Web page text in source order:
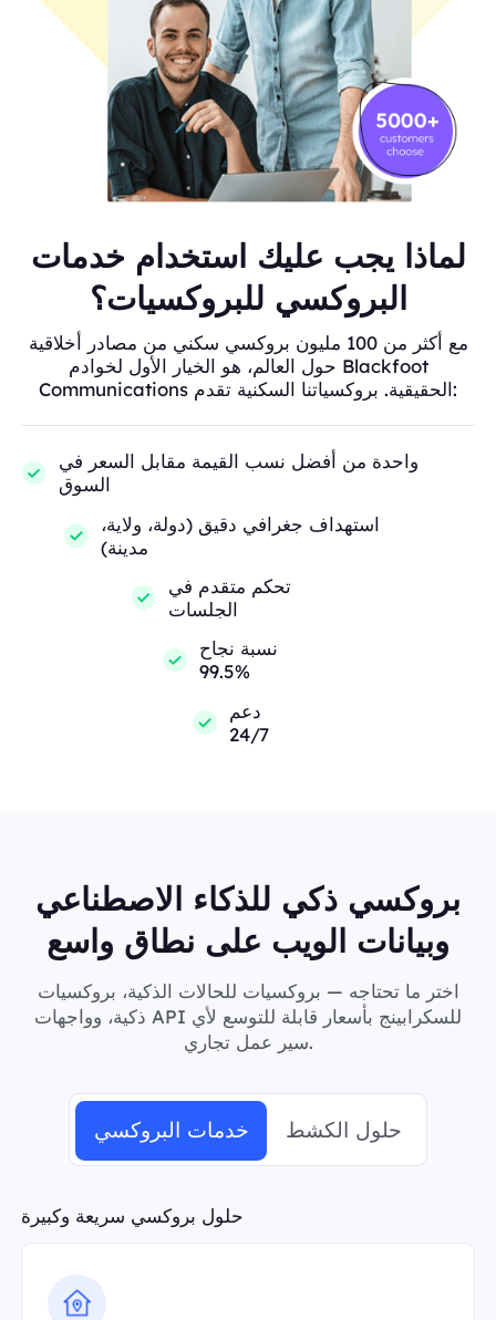
لماذا يجب عليك استخدام خدمات
البروكسي للبروكسيات؟
مع أكثر من 100 مليون بروكسي سكني من مصادر أخلاقية
حول العالم، هو الخيار الأول لخوادم Blackfoot
Communications الحقيقية. بروكسياتنا السكنية تقدم:
واحدة من أفضل نسب القيمة مقابل السعر في
السوق
استهداف جغرافي دقيق (دولة، ولاية،
مدينة)
تحكم متقدم في
الجلسات
نسبة نجاح
99.5%
دعم
24/7
بروكسي ذكي للذكاء الاصطناعي
وبيانات الويب على نطاق واسع
اختر ما تحتاجه — بروكسيات للحالات الذكية، بروكسيات
ذكية، وواجهات API للسكرابينج بأسعار قابلة للتوسع لأي
سير عمل تجاري.
خدمات البروكسي حلول الكشط
حلول بروكسي سريعة وكبيرة